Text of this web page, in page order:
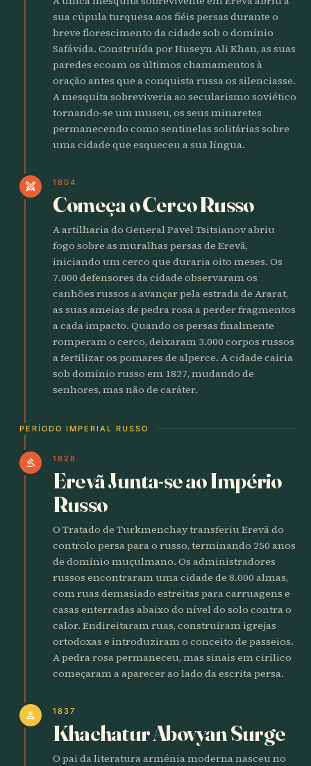
sua cúpula turquesa aos fiéis persas durante o
breve florescimento da cidade sob o domínio
Safávida. Construída por Huseyn Ali Khan, as suas
paredes ecoam os últimos chamamentos à
oração antes que a conquista russa os silenciasse.
A mesquita sobreviveria ao secularismo soviético
tornando-se um museu, os seus minaretes
permanecendo como sentinelas solitárias sobre
uma cidade que esqueceu a sua língua.
swords 1804
Começa o Cerco Russo
A artilharia do General Pavel Tsitsianov abriu
fogo sobre as muralhas persas de Erevã,
iniciando um cerco que duraria oito meses. Os
7.000 defensores da cidade observaram os
canhões russos a avançar pela estrada de Ararat,
as suas ameias de pedra rosa a perder fragmentos
a cada impacto. Quando os persas finalmente
romperam o cerco, deixaram 3.000 corpos russos
a fertilizar os pomares de alperce. A cidade cairia
sob domínio russo em 1827, mudando de
senhores, mas não de caráter.
PERÍODO IMPERIAL RUSSO
gavel 1828
Erevã Junta-se ao Império
Russo
O Tratado de Turkmenchay transferiu Erevã do
controlo persa para o russo, terminando 250 anos
de domínio muçulmano. Os administradores
russos encontraram uma cidade de 8.000 almas,
com ruas demasiado estreitas para carruagens e
casas enterradas abaixo do nível do solo contra o
calor. Endireitaram ruas, construíram igrejas
ortodoxas e introduziram o conceito de passeios.
A pedra rosa permaneceu, mas sinais em cirílico
começaram a aparecer ao lado da escrita persa.
person 1837
Khachatur Abovyan Surge
O pai da literatura arménia moderna nasceu no